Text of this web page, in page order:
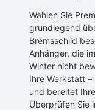
Wählen Sie
grundlegend
Bremsschild
Anhänger, die
Winter nicht
Ihre Werkstatt
und bereitet
Überprüfen Sie